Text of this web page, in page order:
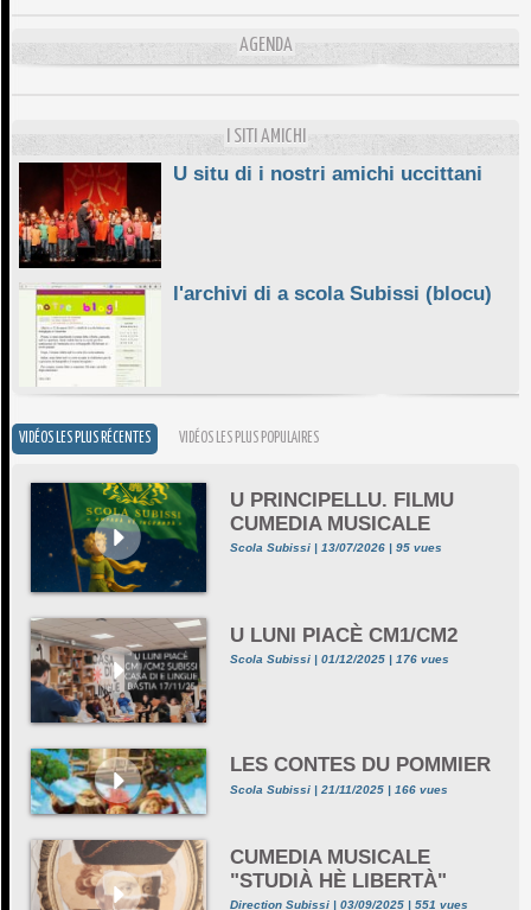
L'ESSENZIALE CHÌ GHJÈ
10/06/2026
10/06/2026
AGENDA
I SITI AMICHI
U situ di i nostri amichi uccittani
l'archivi di a scola Subissi (blocu)
VIDÉOS LES PLUS RÉCENTES VIDÉOS LES PLUS POPULAIRES
U PRINCIPELLU. FILMU
CUMEDIA MUSICALE
Scola Subissi | 13/07/2026 | 95 vues
U LUNI PIACÈ CM1/CM2
Scola Subissi | 01/12/2025 | 176 vues
LES CONTES DU POMMIER
Scola Subissi | 21/11/2025 | 166 vues
CUMEDIA MUSICALE
"STUDIÀ HÈ LIBERTÀ"
Direction Subissi | 03/09/2025 | 551 vues